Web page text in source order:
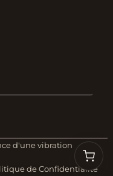
d'une vibration
de Confidentialité